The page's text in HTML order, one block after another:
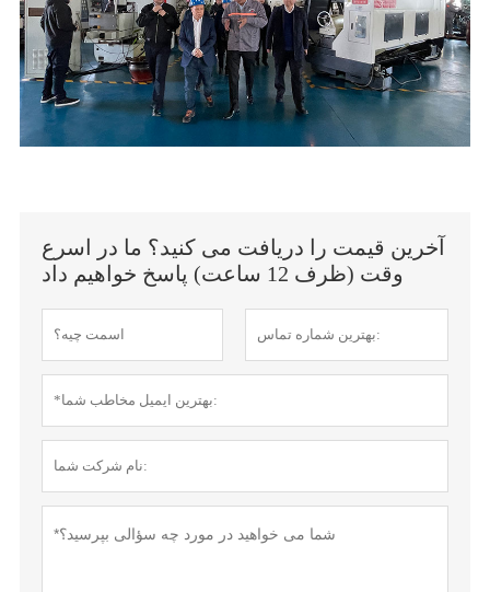
آخرین قیمت را دریافت می کنید؟ ما در اسرع
وقت (ظرف 12 ساعت) پاسخ خواهیم داد